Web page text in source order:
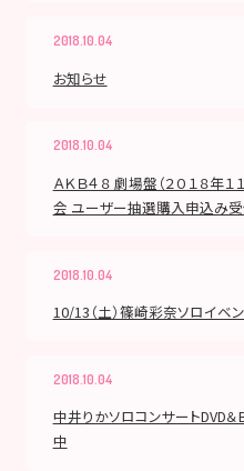
2018.10.04
お知らせ
2018.10.04
ＡＫＢ４８ 劇場盤（２０１８年
会 ユーザー抽選購入申込み
2018.10.04
10/13（土）篠崎彩奈ソロイベ
2018.10.04
中井りかソロコンサートDVD
中